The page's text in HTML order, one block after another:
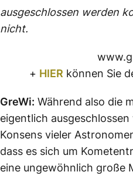
ausgeschlossen werden
nicht.
+ HIER können Sie
GreWi: Während also die
eigentlich
Konsens vieler
dass es sich um
eine ungewöhnlich große